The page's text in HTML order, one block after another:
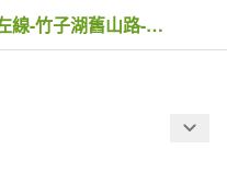
【台北市】圳內-猴崁古道左線-竹子湖舊山路-大屯山南峰-大屯谷-大屯國